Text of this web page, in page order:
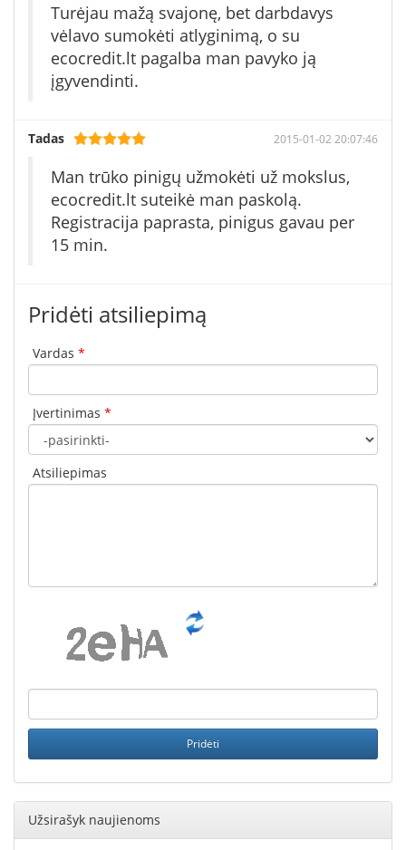
Turėjau mažą svajonę, bet darbdavys
vėlavo sumokėti atlyginimą, o su
ecocredit.lt pagalba man pavyko ją
įgyvendinti.
Tadas 2015-01-02 20:07:46
Man trūko pinigų užmokėti už mokslus,
ecocredit.lt suteikė man paskolą.
Registracija paprasta, pinigus gavau per
15 min.
Pridėti atsiliepimą
Vardas *
Įvertinimas *
Atsiliepimas
Užsirašyk naujienoms